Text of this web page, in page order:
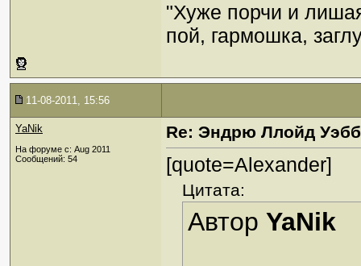
"Хуже порчи и
пой, гармошка,
11-08-2011, 15:56
YaNik
На форуме с: Aug 2011
Сообщений: 54
Re: Эндрю Ллойд
[quote=Alexander]
Цитата:
Автор YaNik